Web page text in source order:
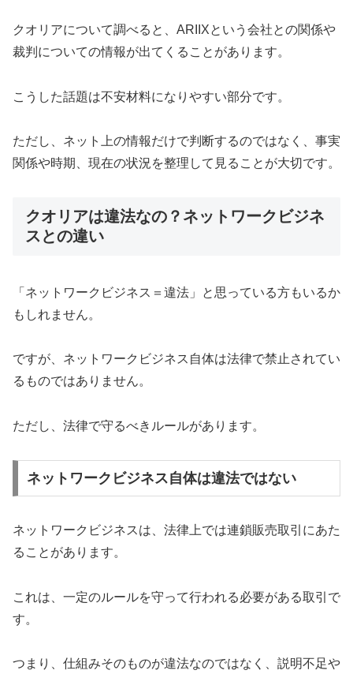
クオリアについて調べると、ARIIXという会社との関係や
裁判についての情報が出てくることがあります。
こうした話題は不安材料になりやすい部分です。
ただし、ネット上の情報だけで判断するのではなく、事実
関係や時期、現在の状況を整理して見ることが大切です。
クオリアは違法なの？ネットワークビジネ
スとの違い
「ネットワークビジネス＝違法」と思っている方もいるか
もしれません。
ですが、ネットワークビジネス自体は法律で禁止されてい
るものではありません。
ただし、法律で守るべきルールがあります。
ネットワークビジネス自体は違法ではない
ネットワークビジネスは、法律上では連鎖販売取引にあた
ることがあります。
これは、一定のルールを守って行われる必要がある取引で
す。
つまり、仕組みそのものが違法なのではなく、説明不足や